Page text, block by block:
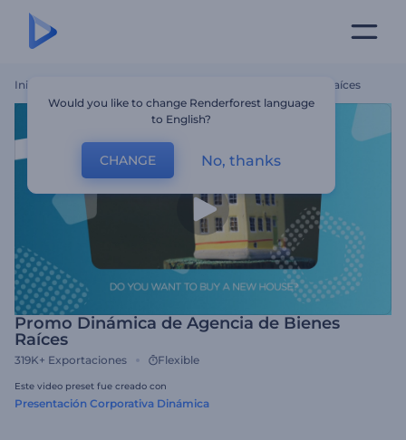
Inicio Promo Dinámica De Agencia De Bienes Raíces
Promo Dinámica de Agencia de Bienes
Raíces
319K+ Exportaciones Flexible
Este video preset fue creado con
Presentación Corporativa Dinámica
Would you like to change Renderforest language
to English?
CHANGE No, thanks